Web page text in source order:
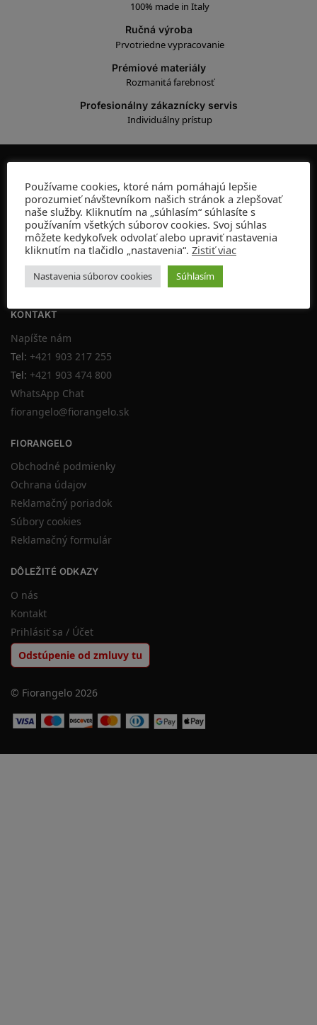
100% made in Italy
Ručná výroba
Prvotriedne vypracovanie
Prémiové materiály
Rozmanitá farebnosť
Profesionálny zákaznícky servis
Individuálny prístup
Kamenná predajňa:
Gorkého 10, 811 01 Bratislava
OTVÁRACIE HODINY:
PO-PIA 10:00-19:00
SO 10:00-16:00
NE ZATVORENÉ
KONTAKT
Napíšte nám
Tel: +421 903 217 255
Tel: +421 903 474 800
WhatsApp Chat
fiorangelo@fiorangelo.sk
FIORANGELO
Obchodné podmienky
Ochrana údajov
Reklamačný poriadok
Súbory cookies
Reklamačný formulár
DÔLEŽITÉ ODKAZY
O nás
Kontakt
Prihlásiť sa / Účet
Odstúpenie od zmluvy tu
© Fiorangelo 2026
Používame cookies, ktoré nám pomáhajú lepšie
porozumieť návštevníkom našich stránok a zlepšovať
naše služby. Kliknutím na „súhlasím“ súhlasíte s
používaním všetkých súborov cookies. Svoj súhlas
môžete kedykoľvek odvolať alebo upraviť nastavenia
kliknutím na tlačidlo „nastavenia“. Zistiť viac
Nastavenia súborov cookies Súhlasím